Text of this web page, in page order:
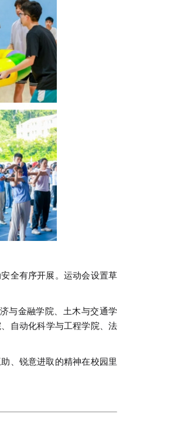
全有序开展。运动会设置草
与金融学院、土木与交通学
自动化科学与工程学院、法
、锐意进取的精神在校园里